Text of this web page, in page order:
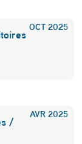
OCT 2025
AVR 2025
/